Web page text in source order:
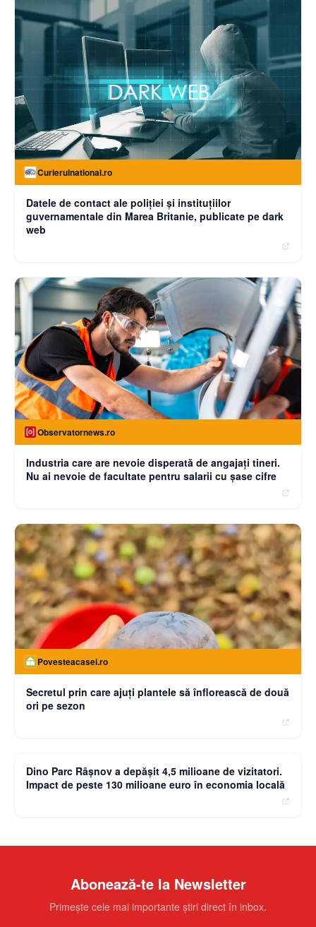
Curierulnational.ro
Datele de contact ale poliției și instituțiilor
guvernamentale din Marea Britanie, publicate pe dark
web
Observatornews.ro
Industria care are nevoie disperată de angajaţi tineri.
Nu ai nevoie de facultate pentru salarii cu şase cifre
Povesteacasei.ro
Secretul prin care ajuți plantele să înflorească de două
ori pe sezon
Dino Parc Râșnov a depășit 4,5 milioane de vizitatori.
Impact de peste 130 milioane euro în economia locală
Abonează-te la Newsletter
Primește cele mai importante știri direct în inbox.